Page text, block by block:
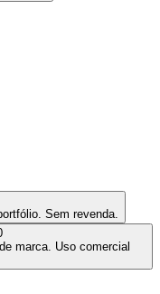
Sem revenda.
marca. Uso comercial